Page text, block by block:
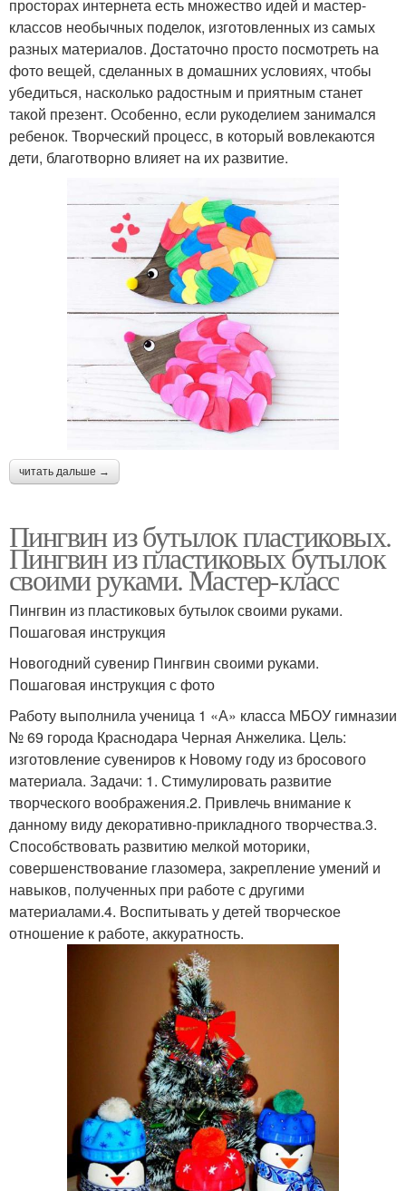
просторах интернета есть множество идей и мастер-
классов необычных поделок, изготовленных из самых
разных материалов. Достаточно просто посмотреть на
фото вещей, сделанных в домашних условиях, чтобы
убедиться, насколько радостным и приятным станет
такой презент. Особенно, если рукоделием занимался
ребенок. Творческий процесс, в который вовлекаются
дети, благотворно влияет на их развитие.
читать дальше →
Пингвин из бутылок пластиковых.
Пингвин из пластиковых бутылок
своими руками. Мастер-класс
Пингвин из пластиковых бутылок своими руками.
Пошаговая инструкция
Новогодний сувенир Пингвин своими руками.
Пошаговая инструкция с фото
Работу выполнила ученица 1 «А» класса МБОУ гимназии
№ 69 города Краснодара Черная Анжелика. Цель:
изготовление сувениров к Новому году из бросового
материала. Задачи: 1. Стимулировать развитие
творческого воображения.2. Привлечь внимание к
данному виду декоративно-прикладного творчества.3.
Способствовать развитию мелкой моторики,
совершенствование глазомера, закрепление умений и
навыков, полученных при работе с другими
материалами.4. Воспитывать у детей творческое
отношение к работе, аккуратность.